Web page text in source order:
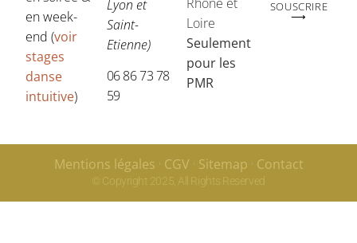
en week-
end (voir
stages
danse
intuitive)
Lyon et
Saint-
Etienne)
06 86 73 78
59
Loire
Seulement
pour les
PMR
SOUSCRIRE
⟶
Mentions légales CGV Sitemap Contact
© Copyright 2025, All Rights Reserved